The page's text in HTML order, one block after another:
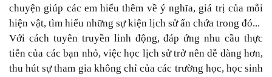
chuyện giúp các em hiểu thêm về ý nghĩa, giá trị của mỗi
hiện vật, tìm hiểu những sự kiện lịch sử ẩn chứa trong đó...
Với cách tuyên truyền linh động, đáp ứng nhu cầu thực
tiễn của các bạn nhỏ, việc học lịch sử trở nên dễ dàng hơn,
thu hút sự tham gia không chỉ của các trường học, học sinh